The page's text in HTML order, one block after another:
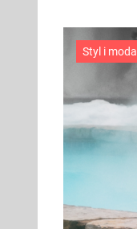
Styl i moda